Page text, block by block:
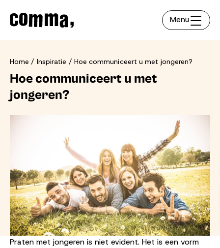
Menu
Home Inspiratie Hoe communiceert u met jongeren?
Hoe communiceert u met
jongeren?
Praten met jongeren is niet evident. Het is een vorm